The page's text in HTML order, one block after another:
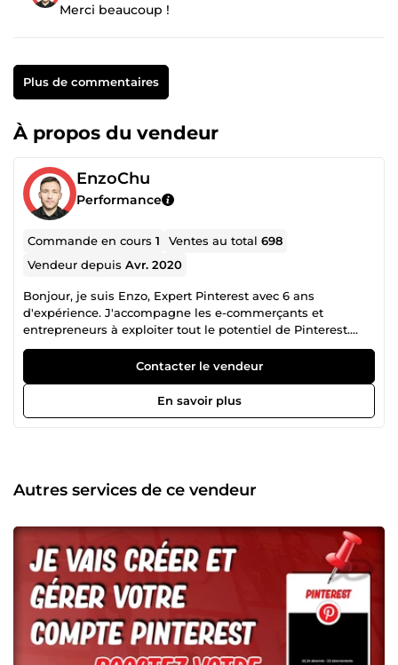
Merci beaucoup !
Plus de commentaires
À propos du vendeur
EnzoChu
Performance
Commande en cours1 Ventes au total698
Vendeur depuisAvr. 2020
Bonjour, je suis Enzo, Expert Pinterest avec 6 ans
d'expérience. J'accompagne les e-commerçants et
entrepreneurs à exploiter tout le potentiel de Pinterest.
Avec plus de 800 projets réussis en organique et publicité,
j'ai aidé mes clients à générer plus de 2,5 millions d'euros
de chiffre d'affaires grâce à des stratégies sur mesure. Que
vous ayez un projet ponctuel ou que vous cherchiez une
collaboration sur le long terme, je suis à votre écoute pour
Contacter le vendeur
En savoir plus
Autres services de ce vendeur